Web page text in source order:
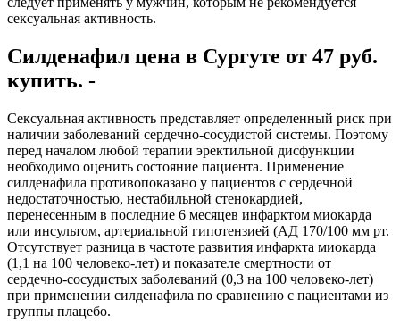
сексуальная активность.
Силденафил цена в Сургуте от 47 руб.
купить. -
Сексуальная активность представляет определенный риск при
наличии заболеваний сердечно-сосудистой системы. Поэтому
перед началом любой терапии эректильной дисфункции
необходимо оценить состояние пациента. Применение
силденафила противопоказано у пациентов с сердечной
недостаточностью, нестабильной стенокардией,
перенесенным в последние 6 месяцев инфарктом миокарда
или инсультом, артериальной гипотензией (АД 170/100 мм рт.
Отсутствует разница в частоте развития инфаркта миокарда
(1,1 на 100 человеко-лет) и показателе смертности от
сердечно-сосудистых заболеваний (0,3 на 100 человеко-лет)
при применении силденафила по сравнению с пациентами из
группы плацебо.